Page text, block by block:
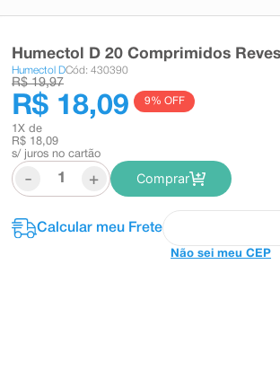
Humectol D 20 Comprimidos
Humectol DCód: 430390
R$ 19,97
R$ 18,09 9% OFF
1 X de
R$ 18,09
s/ juros no cartão
- + Comprar
Não sei meu CEP